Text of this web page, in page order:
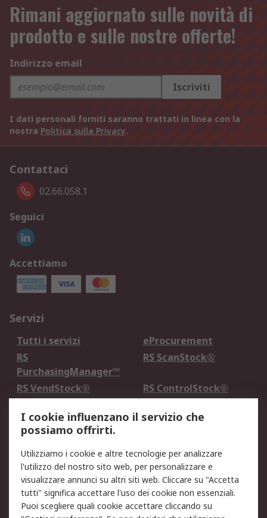
Rimani aggiornato sulle novità di
prodotto e sulle nostre offerte!
Indirizzo email
Iscriviti
I dati personali forniti saranno trattati in linea con la
nostra Politica sulla Privacy.
Contattaci
02.66.058.1
Seguici
Accettiamo
Servizi
Tutti i servizi
eProcurement
RS
PurchasingManager™
RS ScanStock®
RS VendStock®
RS ControlStock®
Legale
Informativa Cookie
Informativa Privacy -
Aggiornata
Email Security
Termini d'uso
Condizioni di vendita
Condizioni generali di
I cookie influenzano il servizio che
possiamo offrirti.
Utilizziamo i cookie e altre tecnologie per analizzare
l'utilizzo del nostro sito web, per personalizzare e
visualizzare annunci su altri siti web. Cliccare su "Accetta
tutti" significa accettare l'uso dei cookie non essenziali.
Puoi scegliere quali cookie accettare cliccando su